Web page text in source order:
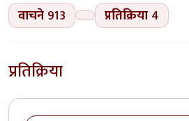
वाचने 913 प्रतिक्रिया 4
प्रतिक्रिया